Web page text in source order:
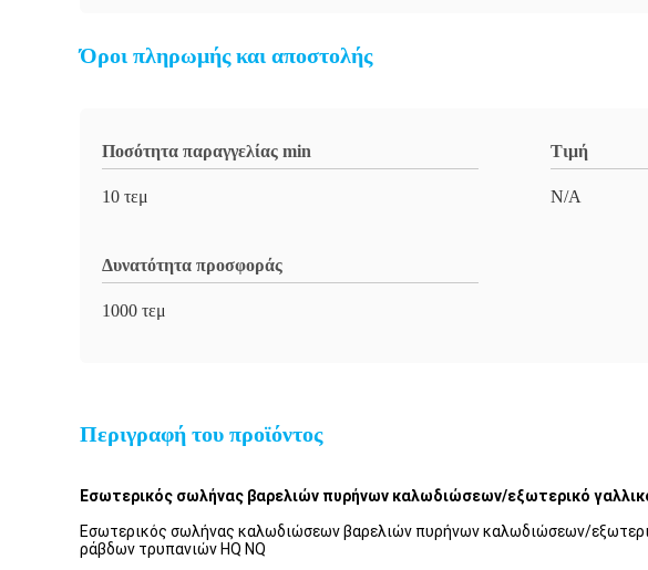
Όροι πληρωμής και αποστολής
Ποσότητα παραγγελίας min
10 τεμ
Τιμή
N/A
Δυνατότητα προσφοράς
1000 τεμ
Περιγραφή του προϊόντος
Εσωτερικός σωλήνας βαρελιών πυρήνων καλωδιώσεων/εξωτερικό
Εσωτερικός σωλήνας καλωδιώσεων βαρελιών πυρήνων καλωδιώσεων/
ράβδων τρυπανιών HQ NQ